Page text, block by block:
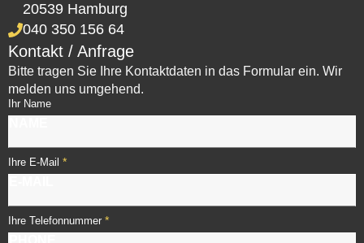
20539 Hamburg
040 350 156 64
Kontakt / Anfrage
Bitte tragen Sie Ihre Kontaktdaten in das Formular ein. Wir
melden uns umgehend.
Ihr Name
Ihre E-Mail *
Ihre Telefonnummer *